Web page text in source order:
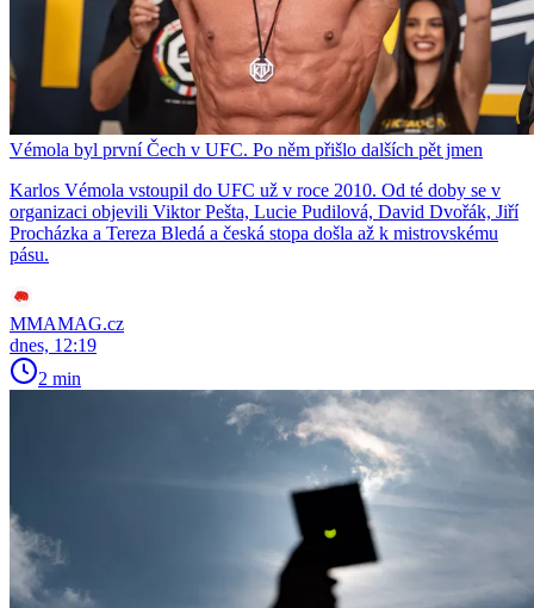
Vémola byl první Čech v UFC. Po něm přišlo dalších pět jmen
Karlos Vémola vstoupil do UFC už v roce 2010. Od té doby se v
organizaci objevili Viktor Pešta, Lucie Pudilová, David Dvořák, Jiří
Procházka a Tereza Bledá a česká stopa došla až k mistrovskému
pásu.
MMAMAG.cz
dnes, 12:19
2 min